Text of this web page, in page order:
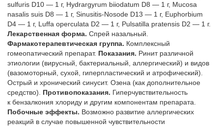
sulfuris D10 — 1 г, Hydrargyrum biiodatum D8 — 1 г, Mucosa
nasalis suis D8 — 1 г, Sinusitis-Nosode D13 — 1 г, Euphorbium
D4 — 1 г, Luffa operculata D2 — 1 г, Pulsatilla pratensis D2 — 1 г.
Лекарственная форма. Спрей назальный.
Фармакотерапевтическая группа. Комплексный
гомеопатический препарат. Показания. Ринит различной
этиологии (вирусный, бактериальный, аллергический) и видов
(вазомоторный, сухой, гиперпластический и атрофический).
Острый и хронический синусит. Озена (как дополнительное
средство). Противопоказания. Гиперчувствительность
к бензалкония хлориду и другим компонентам препарата.
Побочные эффекты. Возможно развитие аллергических
реакций в случае повышенной чувствительности